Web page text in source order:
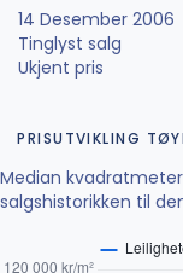
14 Desember 2006
Tinglyst salg
Ukjent pris
PRISUTVIKLING
Median
salgshistorikken til